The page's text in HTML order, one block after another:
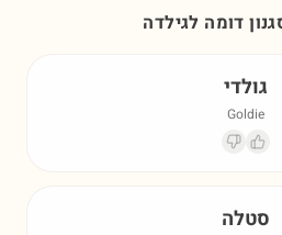
דומה לגילדה
גולדי
Goldie
סטלה